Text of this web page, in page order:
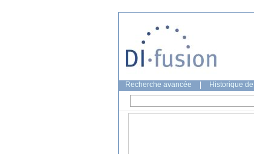
Recherche avancée Historique